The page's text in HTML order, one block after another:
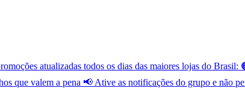
atualizadas todos os dias das maiores lojas do Brasil:
valem a pena 📢 Ative as notificações do grupo e não